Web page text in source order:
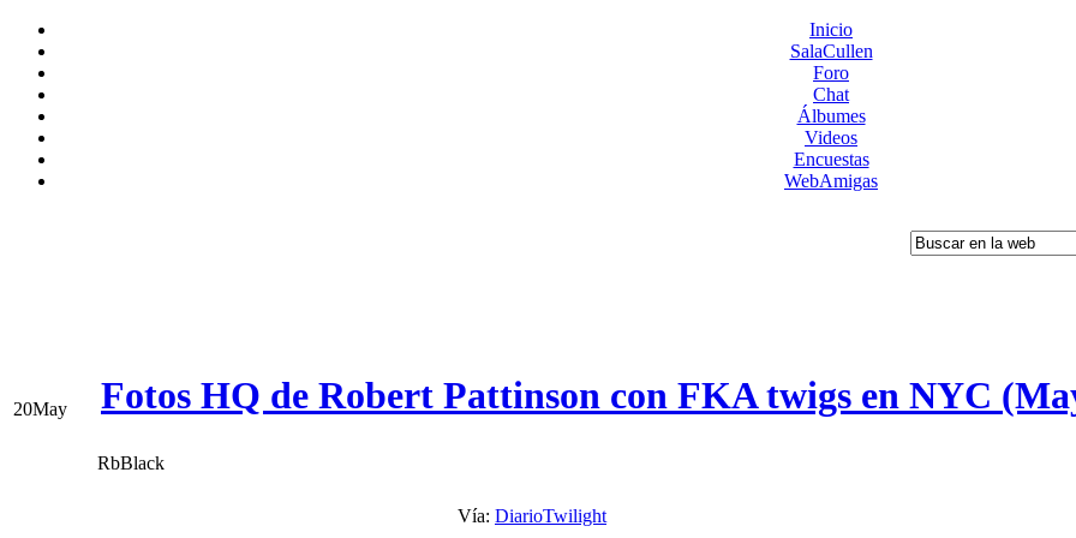
Inicio
SalaCullen
Foro
Chat
Álbumes
Videos
Encuestas
WebAmigas
20May Fotos HQ de Robert Pattinson con FKA twigs en NYC
RbBlack
Vía: DiarioTwilight